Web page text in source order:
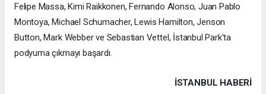
Felipe Massa, Kimi Raikkonen, Fernando Alonso, Juan Pablo
Montoya, Michael Schumacher, Lewis Hamilton, Jenson
Button, Mark Webber ve Sebastian Vettel, İstanbul Park'ta
podyuma çıkmayı başardı.
İSTANBUL HABERİ